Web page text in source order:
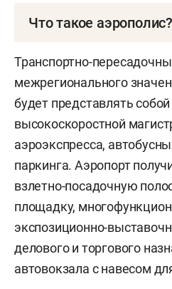
Что такое аэрополис?
структуры, при которой
просто транспортным
точкой развития целого
Вокруг него формируется
инфраструктура: деловые
логистические хабы,
выставочные центры,
сервисные службы.
себе транспорт, бизнес и
превращая аэропорт в
региональной экономики.
Транспортно-
межрегионального
будет представлять
высокоскоростной
аэроэкспресса,
паркинга. Аэропорт
взлетно-посадочную
площадку,
экспозиционно-
делового и торгового
автовокзала с навесом